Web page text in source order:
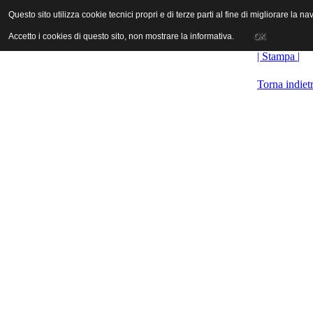
ANICA | Associazione Nazionale Industrie Cinematografiche
| Stampa |
Torna
Questo sito utilizza cookie tecnici propri e di terze parti al fine di migliorare la
Accetto i cookies di questo sito, non mostrare la informativa. OK
Questo sito utilizza cookie tecnici propri e di terze parti al fine di migliorare la
Accetto i cookies di questo sito, non mostrare la informativa. OK